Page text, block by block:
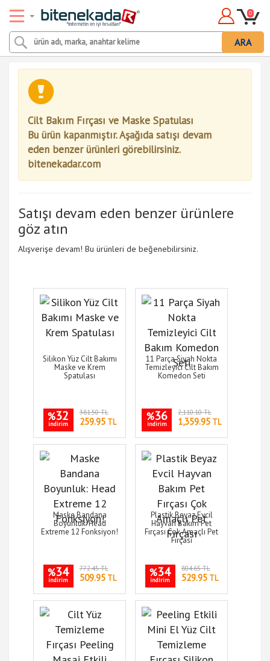
ARA
0
Cilt Bakım Fırçası ve Maske Spatulası
Bu ürün kapanmıştır. Aşağıda satışı devam
eden benzer ürünleri görebilirsiniz.
bitenekadar.com
Satışı devam eden benzer ürünlere
göz atın
Alışverişe devam! Bu ürünleri de beğenebilirsiniz.
Silikon Yüz Cilt Bakımı
Maske ve Krem
Spatulası
%32
indirim
381.50 TL
259.95TL
11 Parça Siyah Nokta
Temizleyici Cilt Bakım
Komedon Seti
%36
indirim
2,110.10 TL
1,359.95 TL
Maske Bandana
Boyunluk: Head
Extreme 12 Fonksiyon!
%34
indirim
772.45 TL
509.95TL
Plastik Beyaz Evcil
Hayvan Bakım Pet
Fırçası Çok Amaçlı Pet
Fırçası
%34
indirim
804.65 TL
529.95TL